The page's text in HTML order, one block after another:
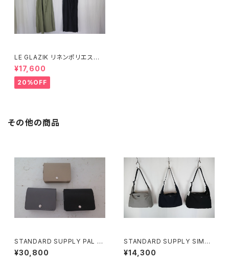
LE GLAZIK リネンポリエステ
ル キャミソールワンピース
¥17,600
20%OFF
その他の商品
STANDARD SUPPLY PAL BI
LLFOLD FLAP WALLET
¥30,800
STANDARD SUPPLY SIMPL
ICITY TRIANGLE SHOULDE
R トライアングルショルダー
¥14,300